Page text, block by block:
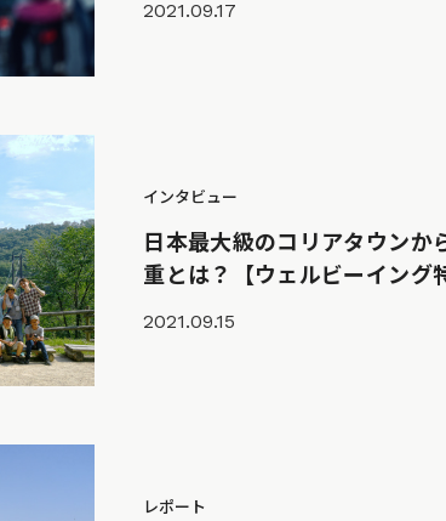
2021.09.17
インタビュー
日本最大級のコリアタウンか
重とは？【ウェルビーイング
2021.09.15
レポート